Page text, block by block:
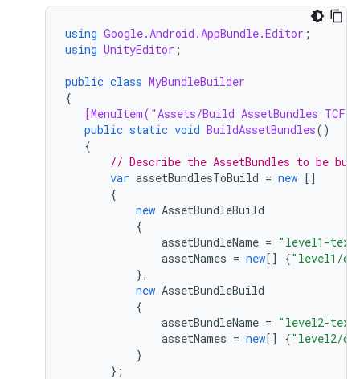
using Google.Android.AppBundle.Editor ;
using UnityEditor ;
public class MyBundleBuilder
{
[MenuItem("Assets/Build AssetBundles
public static void BuildAssetBundles()
{
// Describe the AssetBundles to be
var assetBundlesToBuild = new []
{
new AssetBundleBuild
{
assetBundleName = "level1-
assetNames = new[] {"level1/
},
new AssetBundleBuild
{
assetBundleName = "level2-
assetNames = new[] {"level2/
}
};